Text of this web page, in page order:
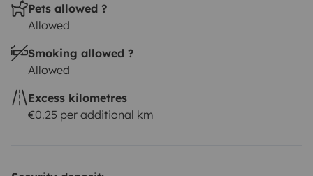
Pets allowed ?
Allowed
Smoking allowed ?
Allowed
Excess kilometres
€0.25 per additional km